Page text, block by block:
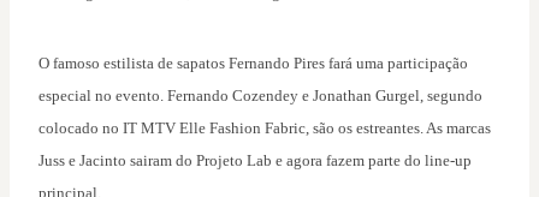
O famoso estilista de sapatos Fernando Pires fará uma participação
especial no evento. Fernando Cozendey e Jonathan Gurgel, segundo
colocado no IT MTV Elle Fashion Fabric, são os estreantes. As marcas
Juss e Jacinto sairam do Projeto Lab e agora fazem parte do line-up
principal.